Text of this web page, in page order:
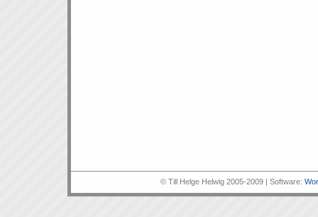
© Till Helge Helwig 2005-2009 | Software: